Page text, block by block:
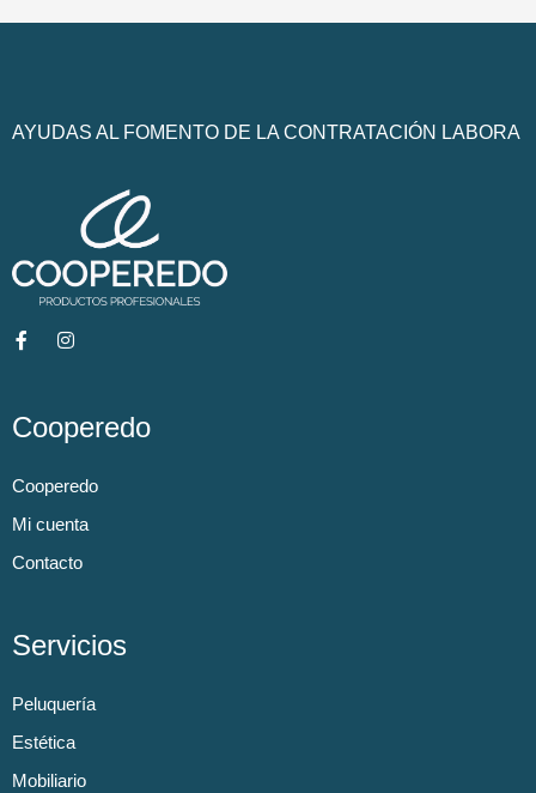
AYUDAS AL FOMENTO DE LA CONTRATACIÓN LABORA
Cooperedo
Cooperedo
Mi cuenta
Contacto
Servicios
Peluquería
Estética
Mobiliario